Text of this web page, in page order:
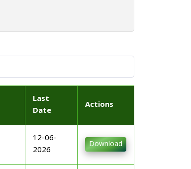
Last
Date
Actions
12-06-
2026
Download